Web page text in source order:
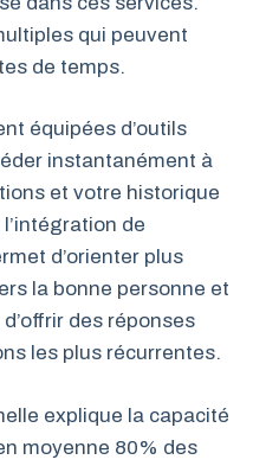
qui peuvent
de temps.
équipées d’outils
instantanément à
et votre historique
de
d’orienter plus
la bonne personne et
des réponses
les plus récurrentes.
explique la capacité
moyenne 80% des